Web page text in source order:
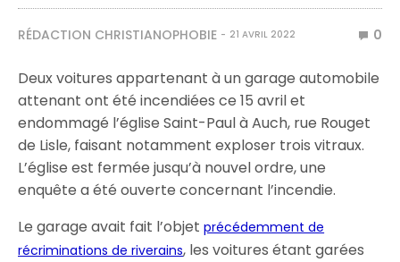
RÉDACTION CHRISTIANOPHOBIE 21 AVRIL 2022 0
Deux voitures appartenant à un garage automobile
attenant ont été incendiées ce 15 avril et
endommagé l’église Saint-Paul à Auch, rue Rouget
de Lisle, faisant notamment exploser trois vitraux.
L’église est fermée jusqu’à nouvel ordre, une
enquête a été ouverte concernant l’incendie.
Le garage avait fait l’objetprécédemment de
récriminations de riverains, les voitures étant garées